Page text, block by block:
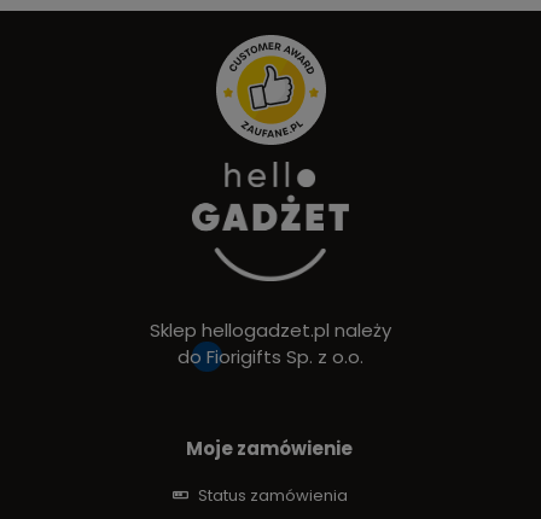
Sklep hellogadzet.pl należy
do Fiorigifts Sp. z o.o.
Moje zamówienie
Status zamówienia